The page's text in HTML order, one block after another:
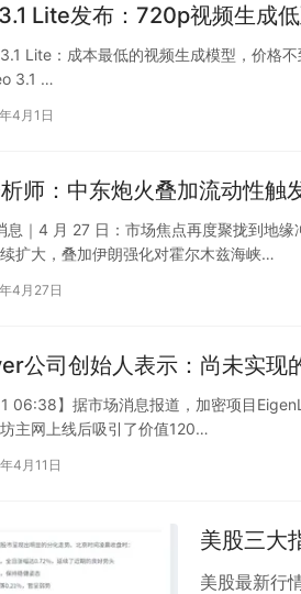
Lite发布：720p视频生成
Lite：成本最低的视频生成模型，价格
3.1 …
4月1日
师：中东炮火叠加流动性触
息｜4 月 27 日：市场焦点再度聚拢到地
扩大，叠加伊朗强化对霍尔木兹海峡…
4月27日
公司创始人表示：尚未实现
06:38】据市场消息报道，加密项目
主网上线后吸引了价值120…
4月11日
美股三大
美股最新行